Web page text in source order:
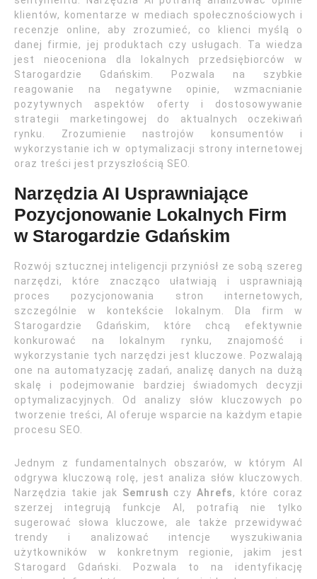
klientów, komentarze w mediach społecznościowych i
recenzje online, aby zrozumieć, co klienci myślą o
danej firmie, jej produktach czy usługach. Ta wiedza
jest nieoceniona dla lokalnych przedsiębiorców w
Starogardzie Gdańskim. Pozwala na szybkie
reagowanie na negatywne opinie, wzmacnianie
pozytywnych aspektów oferty i dostosowywanie
strategii marketingowej do aktualnych oczekiwań
rynku. Zrozumienie nastrojów konsumentów i
wykorzystanie ich w optymalizacji strony internetowej
oraz treści jest przyszłością SEO.
Narzędzia AI Usprawniające
Pozycjonowanie Lokalnych Firm
w Starogardzie Gdańskim
Rozwój sztucznej inteligencji przyniósł ze sobą szereg
narzędzi, które znacząco ułatwiają i usprawniają
proces pozycjonowania stron internetowych,
szczególnie w kontekście lokalnym. Dla firm w
Starogardzie Gdańskim, które chcą efektywnie
konkurować na lokalnym rynku, znajomość i
wykorzystanie tych narzędzi jest kluczowe. Pozwalają
one na automatyzację zadań, analizę danych na dużą
skalę i podejmowanie bardziej świadomych decyzji
optymalizacyjnych. Od analizy słów kluczowych po
tworzenie treści, AI oferuje wsparcie na każdym etapie
procesu SEO.
Jednym z fundamentalnych obszarów, w którym AI
odgrywa kluczową rolę, jest analiza słów kluczowych.
Narzędzia takie jak Semrush czyAhrefs, które coraz
szerzej integrują funkcje AI, potrafią nie tylko
sugerować słowa kluczowe, ale także przewidywać
trendy i analizować intencje wyszukiwania
użytkowników w konkretnym regionie, jakim jest
Starogard Gdański. Pozwala to na identyfikację